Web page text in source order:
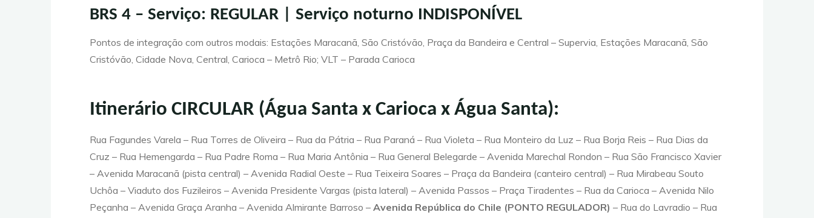
BRS 4 – Serviço: REGULAR | Serviço noturno INDISPONÍVEL
Pontos de integração com outros modais: Estações Maracanã, São Cristóvão, Praça da Bandeira e Central – Supervia, Estações Maracanã, São
Cristóvão, Cidade Nova, Central, Carioca – Metrô Rio; VLT – Parada Carioca
Itinerário CIRCULAR (Água Santa x Carioca x Água Santa):
Rua Fagundes Varela – Rua Torres de Oliveira – Rua da Pátria – Rua Paraná – Rua Violeta – Rua Monteiro da Luz – Rua Borja Reis – Rua Dias da
Cruz – Rua Hemengarda – Rua Padre Roma – Rua Maria Antônia – Rua General Belegarde – Avenida Marechal Rondon – Rua São Francisco Xavier
– Avenida Maracanã (pista central) – Avenida Radial Oeste – Rua Teixeira Soares – Praça da Bandeira (canteiro central) – Rua Mirabeau Souto
Uchôa – Viaduto dos Fuzileiros – Avenida Presidente Vargas (pista lateral) – Avenida Passos – Praça Tiradentes – Rua da Carioca – Avenida Nilo
Peçanha – Avenida Graça Aranha – Avenida Almirante Barroso – Avenida República do Chile (PONTO REGULADOR) – Rua do Lavradio – Rua